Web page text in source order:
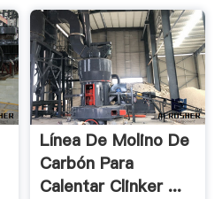
Línea De Molino De
Carbón Para
Calentar Clinker ...